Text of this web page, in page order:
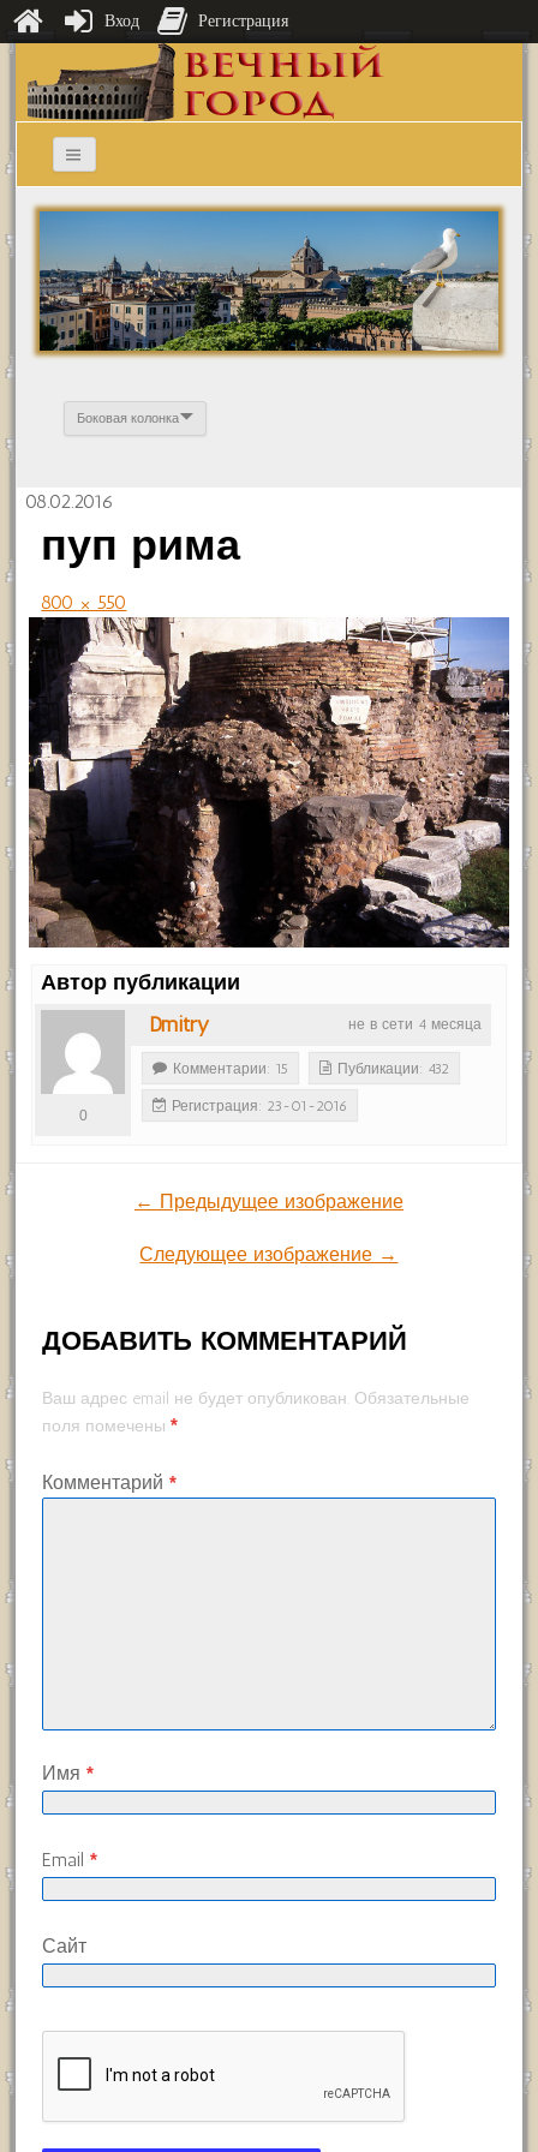
Боковая колонка
08.02.2016
пуп рима
800 × 550
Автор публикации
не в сети 4 месяца
Dmitry
0
Комментарии: 15 Публикации: 432
Регистрация: 23-01-2016
← Предыдущее изображение
Следующее изображение →
ДОБАВИТЬ КОММЕНТАРИЙ
Ваш адрес email не будет опубликован. Обязательные
поля помечены *
Комментарий *
Имя *
Email *
Сайт
Вход Регистрация